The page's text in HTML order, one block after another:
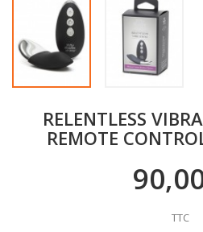
RELENTLESS
REMOTE
TTC